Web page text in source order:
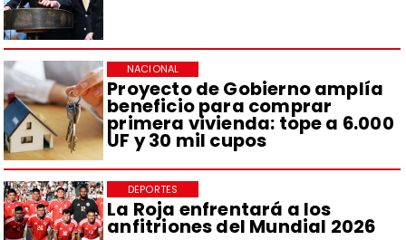
Proyecto de Gobierno amplía
beneficio para comprar
primera vivienda: tope a 6.000
UF y 30 mil cupos
NACIONAL
La Roja enfrentará a los
anfitriones del Mundial 2026
DEPORTES